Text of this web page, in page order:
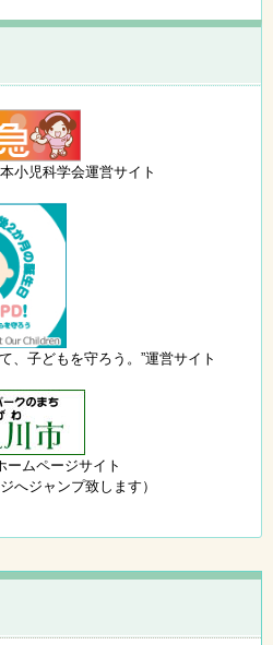
小児科学会運営サイト
、子どもを守ろう。”運営サイト
ームページサイト
へジャンプ致します）